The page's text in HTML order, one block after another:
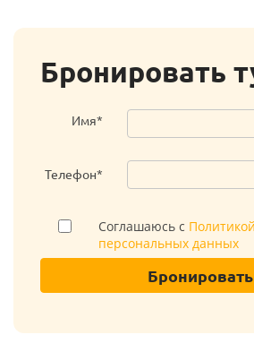
Бронировать
Имя*
Телефон*
Соглашаюсь с
персональных данных
Бронировать